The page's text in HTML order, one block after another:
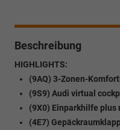
Beschreibung
HIGHLIGHTS:
(9AQ) 3-Zonen-
(9S9) Audi virtual
(9X0) Einparkhilfe plus
(4E7)